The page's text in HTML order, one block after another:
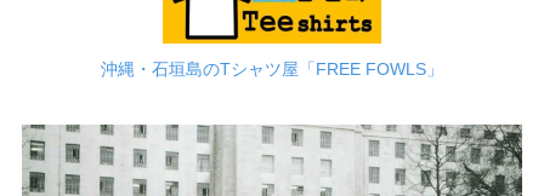
沖縄・石垣島のTシャツ屋「FREE FOWLS」